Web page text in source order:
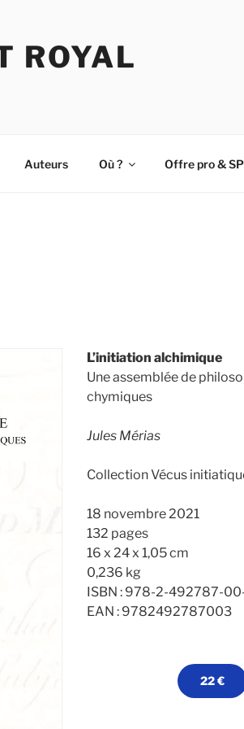
ROYAL
Auteurs Où ? Offre pro & SP
L’initiation alchimique
Une assemblée de
chymiques
Jules Mérias
Collection Vécus
18 novembre 2021
132 pages
16 x 24 x 1,05 cm
0,236 kg
ISBN : 978-2-492787-
EAN : 9782492787003
22 €